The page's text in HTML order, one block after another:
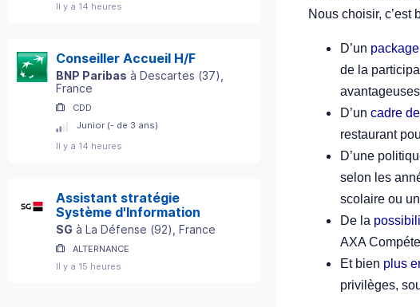
Il y a 14 heures
Conseiller Accueil H/F
BNP Paribas à Descartes (37)
France
CDD
Junior (- de 3 ans)
Il y a 14 heures
Assistant stratégie
Système d'Information
SG à La Défense (92) , France
ALTERNANCE
Il y a 15 heures
Nous choisir, c’est
D’un
de la
D’un cadre
restaurant
D’une
selon les
scolaire ou
De la
AXA
Et bien plus
privilèges,